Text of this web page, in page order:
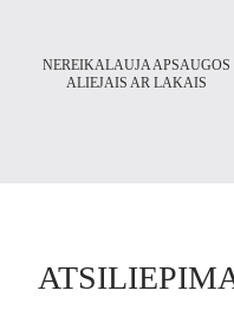
NEREIKALAUJA APSAUGOS
ALIEJAIS AR LAKAIS